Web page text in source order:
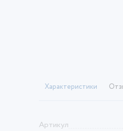
Характеристики
Артикул